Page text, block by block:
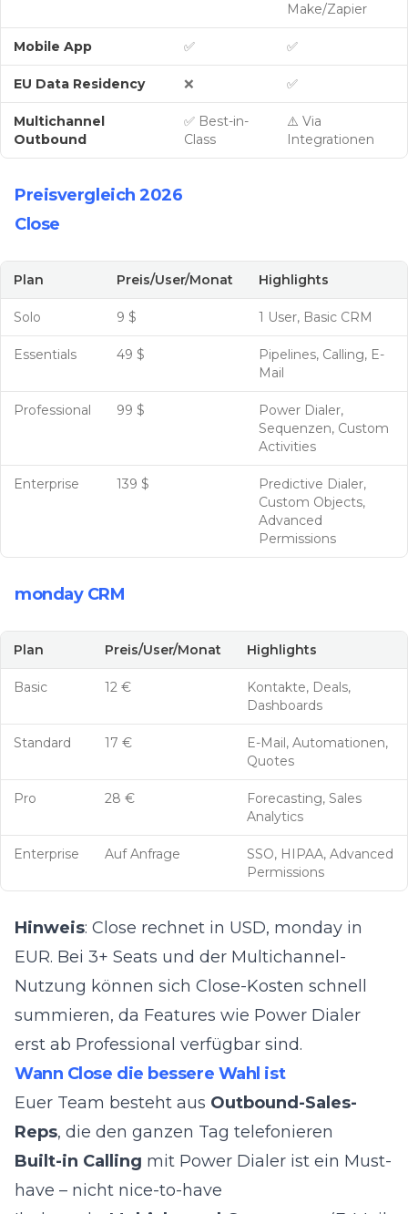
Make/Zapier
Mobile App ✅ ✅
EU Data Residency ❌ ✅
Multichannel
Outbound
✅ Best-in-
Class
⚠️ Via
Integrationen
Preisvergleich 2026
Close
Plan Preis/User/Monat Highlights
Solo 9 $ 1 User, Basic CRM
Essentials 49 $
Pipelines, Calling, E-
Mail
Professional 99 $
Power Dialer,
Sequenzen, Custom
Activities
Enterprise 139 $
Predictive Dialer,
Custom Objects,
Advanced
Permissions
monday CRM
Plan Preis/User/Monat Highlights
Basic 12 €
Kontakte, Deals,
Dashboards
Standard 17 €
E-Mail, Automationen,
Quotes
Pro 28 €
Forecasting, Sales
Analytics
Enterprise Auf Anfrage
SSO, HIPAA, Advanced
Permissions
Hinweis: Close rechnet in USD, monday in
EUR. Bei 3+ Seats und der Multichannel-
Nutzung können sich Close-Kosten schnell
summieren, da Features wie Power Dialer
erst ab Professional verfügbar sind.
Wann Close die bessere Wahl ist
Euer Team besteht aus Outbound-Sales-
Reps, die den ganzen Tag telefonieren
Built-in Calling mit Power Dialer ist ein Must-
have – nicht nice-to-have